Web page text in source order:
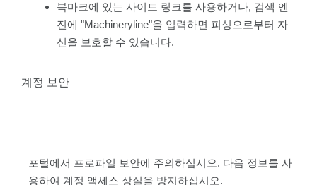
북마크에 있는 사이트 링크를 사용하거나, 검색 엔
진에 "Machineryline"을 입력하면 피싱으로부터 자
신을 보호할 수 있습니다.
계정 보안
포털에서 프로파일 보안에 주의하십시오. 다음 정보를 사
용하여 계정 액세스 상실을 방지하십시오.